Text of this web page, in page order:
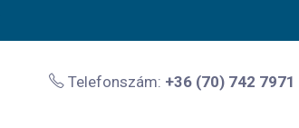
Telefonszám: +36 (70) 742 7971